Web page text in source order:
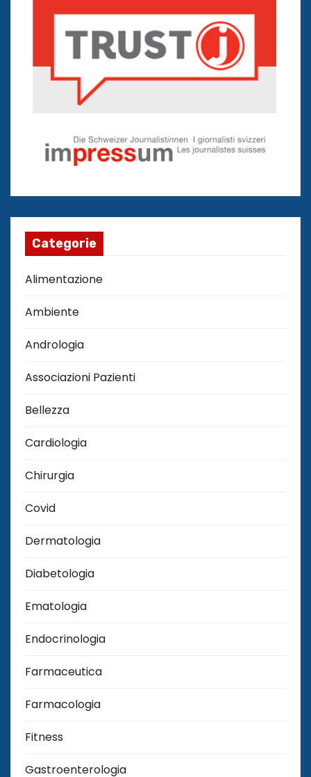
Categorie
Alimentazione
Ambiente
Andrologia
Associazioni Pazienti
Bellezza
Cardiologia
Chirurgia
Covid
Dermatologia
Diabetologia
Ematologia
Endocrinologia
Farmaceutica
Farmacologia
Fitness
Gastroenterologia